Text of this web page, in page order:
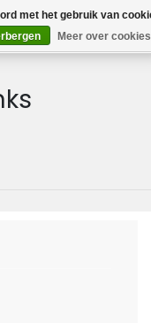
met het gebruik van
Meer over